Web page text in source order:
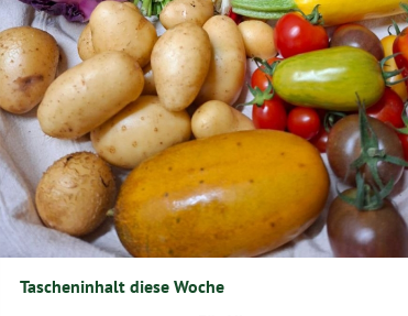
Tascheninhalt diese Woche